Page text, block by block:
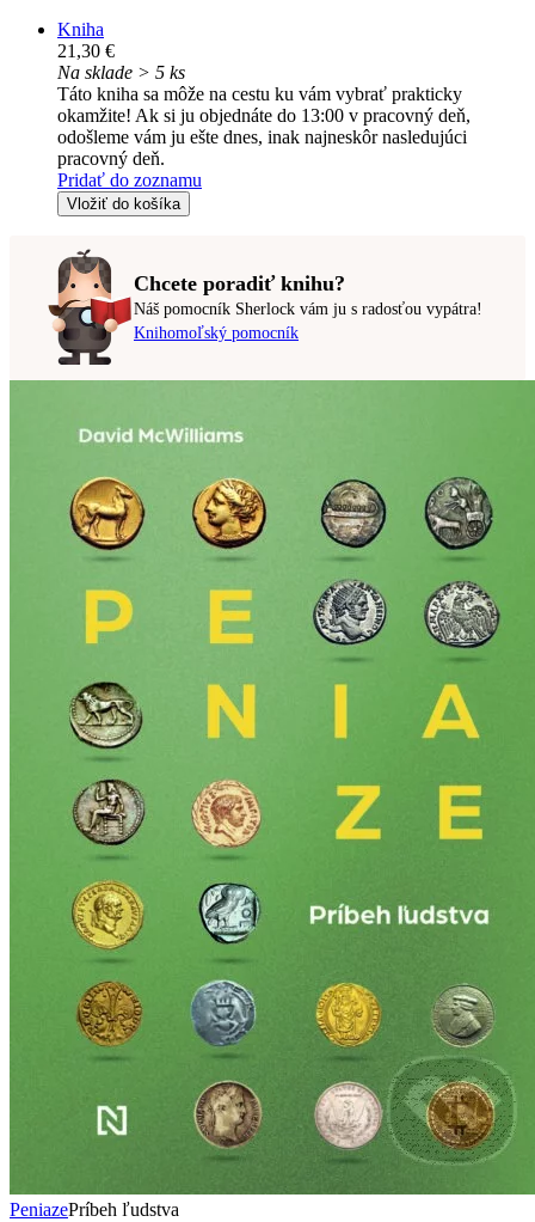
Kniha
21,30 €
Na sklade > 5 ks
Táto kniha sa môže na cestu ku vám vybrať prakticky
okamžite! Ak si ju objednáte do 13:00 v pracovný deň,
odošleme vám ju ešte dnes, inak najneskôr nasledujúci
pracovný deň.
Pridať do zoznamu
Vložiť do košíka
Chcete poradiť knihu?
Náš pomocník Sherlock vám ju s radosťou vypátra!
Knihomoľský pomocník
PeniazePríbeh ľudstva